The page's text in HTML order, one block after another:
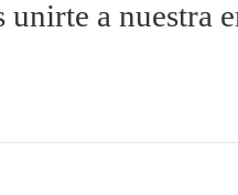
unirte a nuestra